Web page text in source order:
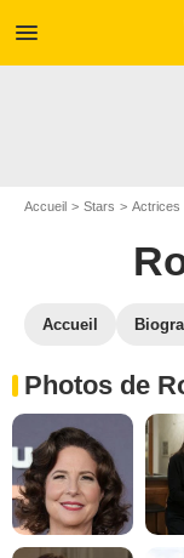
menu
Accueil Stars Actrices
Accueil
Photos de